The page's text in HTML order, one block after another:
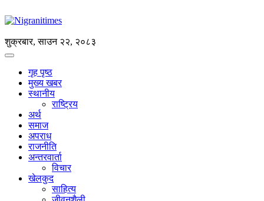
शुक्रबार, साउन २२, २०८३
गृह पृष्ठ
मुख्य खबर
स्थानीय
राष्ट्रिय
अर्थ
समाज
अपराध
राजनीति
अन्तरवार्ता
विचार
खेलकुद
साहित्य